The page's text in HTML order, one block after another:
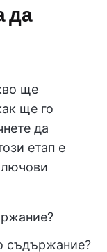
да
ще
ще го
да
етап е
съдържание?